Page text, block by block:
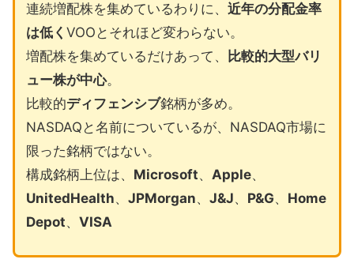
連続増配株を集めているわりに、 近年の分配金率
は低く VOOとそれほど変わらない。
増配株を集めているだけあって、
比較的大型バリ
ュー株が中心。
比較的ディフェンシブ銘柄が多め。
NASDAQと名前についているが、NASDAQ市場に
限った銘柄ではない。
構成銘柄上位は、 Microsoft、 Apple、
UnitedHealth、 JPMorgan、 J&J、 P&G、 Home
Depot、 VISA